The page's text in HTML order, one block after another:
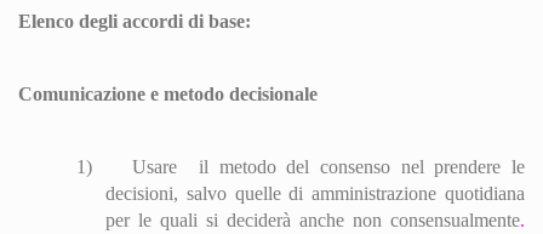
Elenco degli accordi di base:
Comunicazione e metodo decisionale
1) Usare
il metodo del consenso nel prendere le
decisioni, salvo quelle di amministrazione quotidiana
per le quali si deciderà anche non consensualmente.